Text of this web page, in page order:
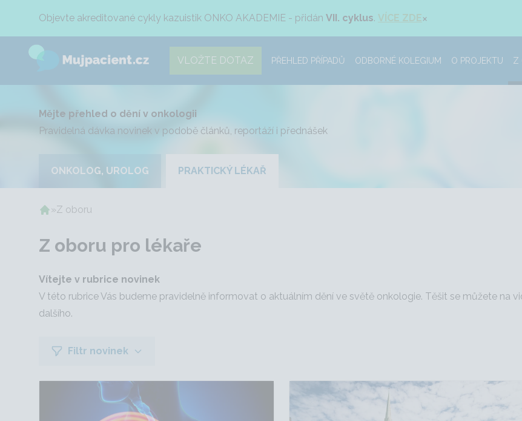
Objevte akreditované cykly kazuistik ONKO AKADEMIE - přidán VII. cyklus. VÍCE ZDE×
VLOŽTE DOTAZ PŘEHLED PŘÍPADŮ ODBORNÉ KOLEGIUM O PROJEKTU Z
Mějte přehled o dění v onkologii
Pravidelná dávka novinek v podobě článků, reportáží i přednášek
ONKOLOG, UROLOG PRAKTICKÝ LÉKAŘ
»Z oboru
Z oboru pro lékaře
Vítejte v rubrice novinek
V této rubrice Vás budeme pravidelně informovat o aktuálním dění ve světě onkologie. Těšit se můžete na
dalšího.
Filtr novinek